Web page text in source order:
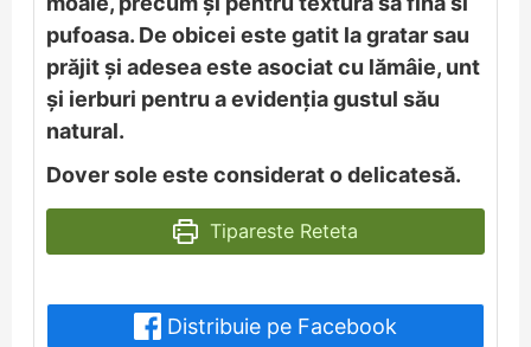
pufoasa. De obicei este gatit la gratar sau
prăjit și adesea este asociat cu lămâie, unt
și ierburi pentru a evidenția gustul său
natural.
Dover sole este considerat o delicatesă.
Tipareste Reteta
Distribuie pe Facebook